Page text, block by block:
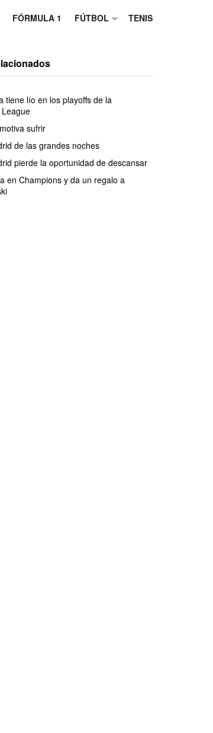
FÓRMULA 1 FÚTBOL TENIS
tiene lío en los playoffs de la
sufrir
de las grandes noches
pierde la oportunidad de descansar
en Champions y da un regalo a